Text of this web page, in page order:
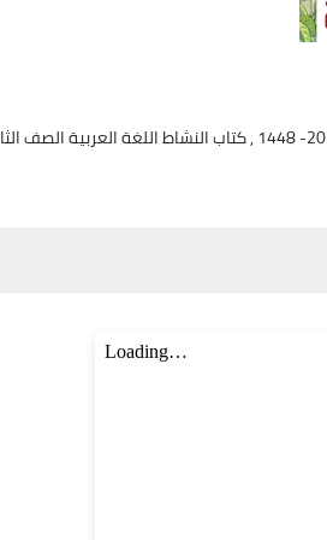
تحميل كتاب النشاط اللغة العربية الصف الثالث الابتدائي الفصل الدراسي الاول مناهج الامارات الجديد 2027- 1448 , كتاب النشاط اللغة